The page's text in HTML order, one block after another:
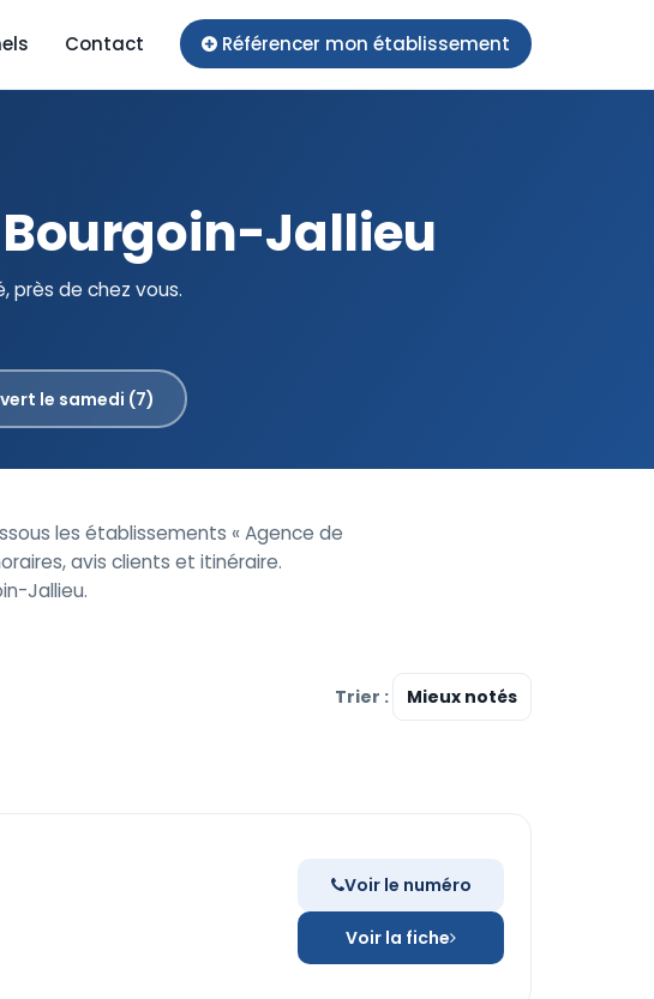
Contact Référencer mon établissement
Jallieu
près de chez vous.
le samedi (7)
les établissements « Agence de
avis clients et itinéraire.
Jallieu.
Trier :
Voir le numéro
Voir la fiche